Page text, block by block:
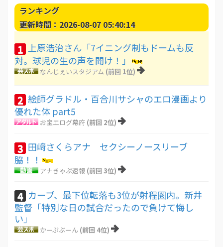
ランキング
更新時間：2026-08-07 05:40:14
1
上原浩治さん「7イニング制もドームも反
対。球児の生の声を聞け！」
なんじぇいスタジアム (前回 1位)
2 絵師グラドル・百合川サシャのエロ漫画より
優れた体 part5
お宝エログ幕府 (前回 2位)
3 田﨑さくらアナ セクシーノースリーブ
脇！！
アナきゃぷ速報 (前回 3位)
4 カープ、最下位転落も3位が射程圏内。新井
監督「特別な日の試合だったので負けて悔し
い」
かーぷぶーん (前回 4位)